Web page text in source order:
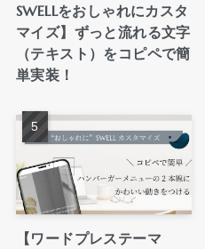
SWELLをおしゃれにカスタ
マイズ】ずっと流れる文字
（テキスト）をコピペで簡
単実装！
【ワードプレステーマ